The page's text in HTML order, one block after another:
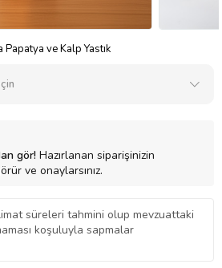
ve Kalp Yastık
gör! Hazırlanan siparişinizin
ve onaylarsınız.
süreleri tahmini olup mevzuattaki
koşuluyla sapmalar